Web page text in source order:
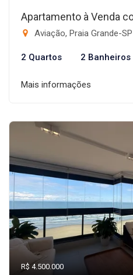
Apartamento à Venda
Aviação, Praia Grande-SP
2 Quartos 2 Banheiros
Mais informações
R$ 4.500.000